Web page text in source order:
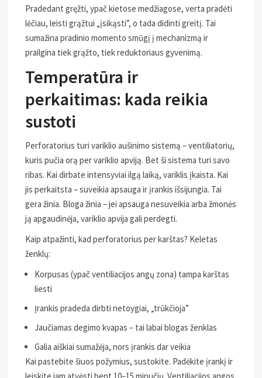
Pradedant gręžti, ypač kietose medžiagose, verta pradėti
lėčiau, leisti grąžtui „įsikąsti”, o tada didinti greitį. Tai
sumažina pradinio momento smūgį į mechanizmą ir
prailgina tiek grąžto, tiek reduktoriaus gyvenimą.
Temperatūra ir
perkaitimas: kada reikia
sustoti
Perforatorius turi variklio aušinimo sistemą – ventiliatorių,
kuris pučia orą per variklio apviją. Bet ši sistema turi savo
ribas. Kai dirbate intensyviai ilgą laiką, variklis įkaista. Kai
jis perkaitsta – suveikia apsauga ir įrankis išsijungia. Tai
gera žinia. Bloga žinia – jei apsauga nesuveikia arba žmonės
ją apgaudinėja, variklio apvija gali perdegti.
Kaip atpažinti, kad perforatorius per karštas? Keletas
ženklų:
Korpusas (ypač ventiliacijos angų zona) tampa karštas
liesti
Įrankis pradeda dirbti netoygiai, „trūkčioja”
Jaučiamas degimo kvapas – tai labai blogas ženklas
Galia aiškiai sumažėja, nors įrankis dar veikia
Kai pastebite šiuos požymius, sustokite. Padėkite įrankį ir